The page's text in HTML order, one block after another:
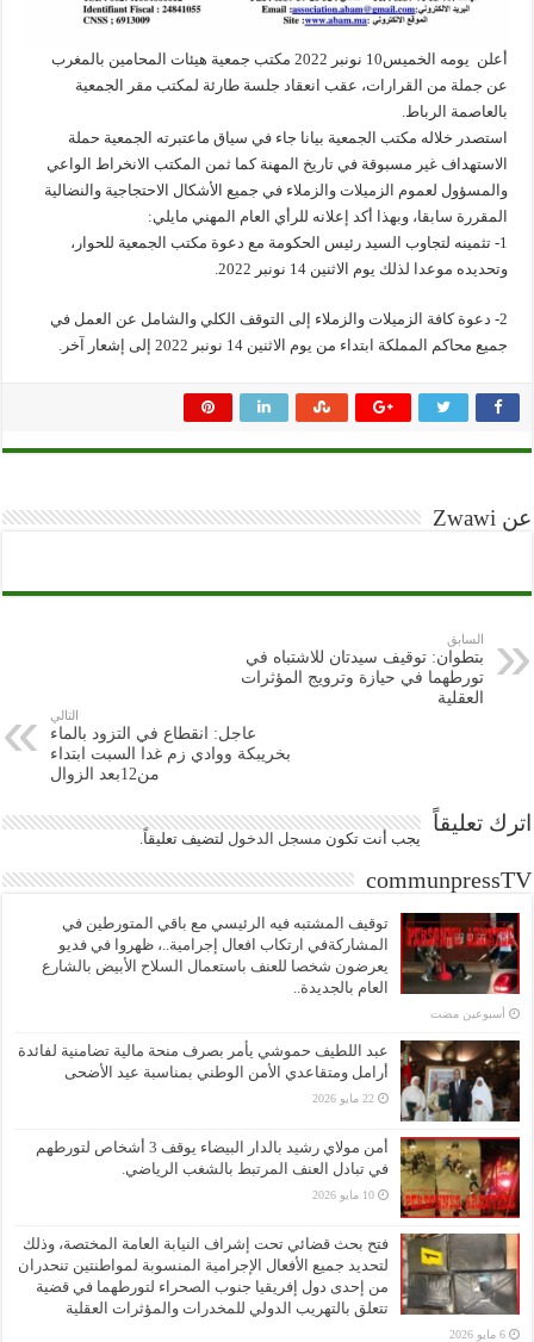
أعلن يومه الخميس10 نونبر 2022 مكتب جمعية هيئات المحامين بالمغرب
عن جملة من القرارات، عقب انعقاد جلسة طارئة لمكتب مقر الجمعية
بالعاصمة الرباط.
استصدر خلاله مكتب الجمعية بيانا جاء في سياق ماعتبرته الجمعية حملة
الاستهداف غير مسبوقة في تاريخ المهنة كما ثمن المكتب الانخراط الواعي
والمسؤول لعموم الزميلات والزملاء في جميع الأشكال الاحتجاجية والنضالية
المقررة سابقا، وبهذا أكد إعلانه للرأي العام المهني مايلي:
1- تثمينه لتجاوب السيد رئيس الحكومة مع دعوة مكتب الجمعية للحوار،
وتحديده موعدا لذلك يوم الاثنين 14 نونبر 2022.
2- دعوة كافة الزميلات والزملاء إلى التوقف الكلي والشامل عن العمل في
جميع محاكم المملكة ابتداء من يوم الاثنين 14 نونبر 2022 إلى إشعار آخر.
عن Zwawi
السابق
بتطوان: توقيف سيدتان للاشتباه في
تورطهما في حيازة وترويج المؤثرات
العقلية
التالي
عاجل: انقطاع في التزود بالماء
بخريبكة ووادي زم غدا السبت ابتداء
من12بعد الزوال
اترك تعليقاً
يجب أنت تكون مسجل الدخول لتضيف تعليقاً.
communpressTV
توقيف المشتبه فيه الرئيسي مع باقي المتورطين في
المشاركةفي ارتكاب افعال إجرامية..، ظهروا في فديو
يعرضون شخصا للعنف باستعمال السلاح الأبيض بالشارع
العام بالجديدة..
‏أسبوعين مضت
عبد اللطيف حموشي يأمر بصرف منحة مالية تضامنية لفائدة
أرامل ومتقاعدي الأمن الوطني بمناسبة عيد الأضحى
22 مايو 2026
أمن مولاي رشيد بالدار البيضاء يوقف 3 أشخاص لتورطهم
في تبادل العنف المرتبط بالشغب الرياضي.
10 مايو 2026
فتح بحث قضائي تحت إشراف النيابة العامة المختصة، وذلك
لتحديد جميع الأفعال الإجرامية المنسوبة لمواطنتين تنحدران
من إحدى دول إفريقيا جنوب الصحراء لتورطهما في قضية
تتعلق بالتهريب الدولي للمخدرات والمؤثرات العقلية
6 مايو 2026